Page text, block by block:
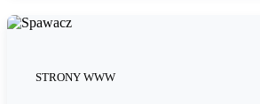
STRONY WWW